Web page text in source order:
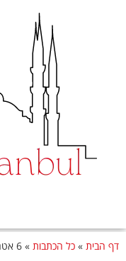
דף הבית » כל הכתבות » 6 אטרקציות באירופה שאתם חייבים להכיר